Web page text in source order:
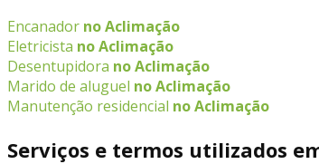
Encanador no Aclimação
Eletricista no Aclimação
Desentupidora no Aclimação
Marido de aluguel no Aclimação
Manutenção residencial no Aclimação
Serviços e termos utilizados